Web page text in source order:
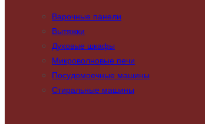
Варочные панели
Вытяжки
Духовые шкафы
Микроволновые печи
Посудомоечные машины
Стиральные машины